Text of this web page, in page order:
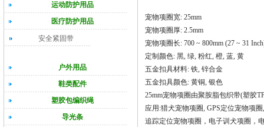
运动防护用品
医疗防护用品
安全紧固带
户外用品
鞋类配件
塑胶包编织绳
导光条
宠物项圈宽: 25mm
宠物项圈厚: 2.5mm
宠物项圈长: 700 ~ 800mm (27 ~ 31
定制颜色: 黑, 绿, 粉红, 橙, 蓝, 黄
五金扣具材料: 铁, 锌合金
五金扣具颜色: 黄铜, 银色
25mm宠物项圈由聚胺脂包织带(塑胶
应用:猎犬宠物项圈, GPS定位宠物项
追踪定位宠物项圈，电子训犬项圈，